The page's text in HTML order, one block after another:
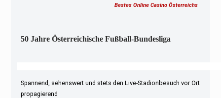
Bestes Online Casino Österreichs
50 Jahre Österreichische Fußball-Bundesliga
Spannend, sehenswert und stets den Live-Stadionbesuch vor Ort
propagierend